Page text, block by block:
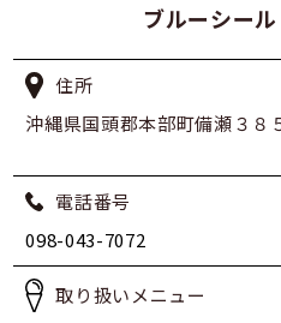
ブルーシー
住所
沖縄県国頭郡本部町備瀬３８
電話番号
098-043-7072
取り扱いメニュー